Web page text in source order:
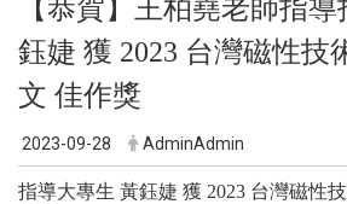
【恭賀】王柏堯老師指
鈺婕 獲 2023 台灣磁性技
文 佳作獎
2023-09-28 AdminAdmin
指導大專生 黃鈺婕 獲 2023 台灣磁性